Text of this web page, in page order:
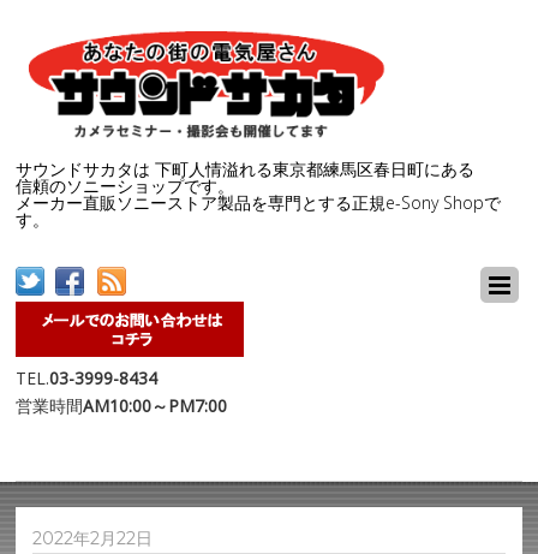
サウンドサカタは 下町人情溢れる東京都練馬区春日町にある
信頼のソニーショップです。
メーカー直販ソニーストア製品を専門とする正規e-Sony Shopで
す。
TEL.03-3999-8434
営業時間AM10:00～PM7:00
2022年2月22日